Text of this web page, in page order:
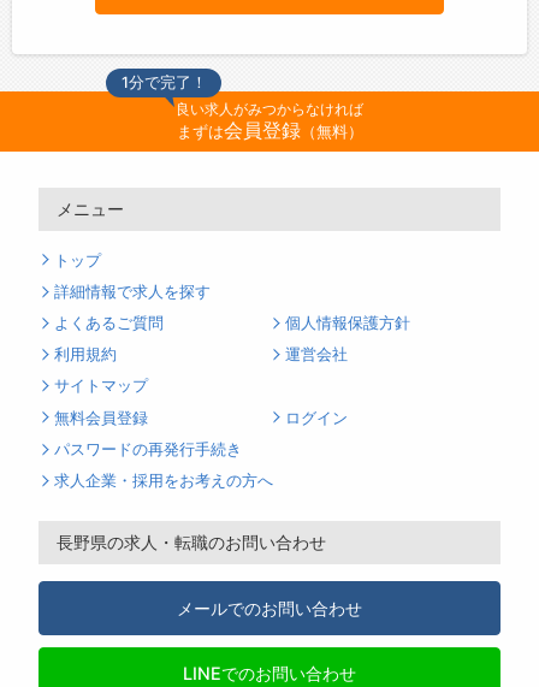
1分で完了！
良い求人がみつからなければ
まずは会員登録（無料）
メニュー
トップ
詳細情報で求人を探す
よくあるご質問
個人情報保護方針
利用規約
運営会社
サイトマップ
無料会員登録
ログイン
パスワードの再発行手続き
求人企業・採用をお考えの方へ
長野県の求人・転職のお問い合わせ
メールでのお問い合わせ
LINEでのお問い合わせ